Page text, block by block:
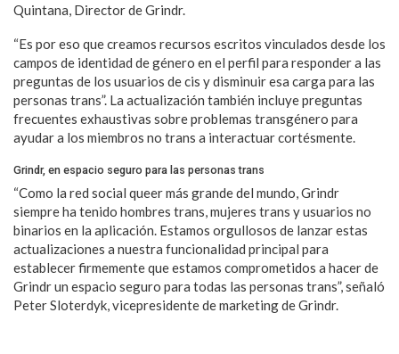
Quintana, Director de Grindr.
“Es por eso que creamos recursos escritos vinculados desde los
campos de identidad de género en el perfil para responder a las
preguntas de los usuarios de cis y disminuir esa carga para las
personas trans”. La actualización también incluye preguntas
frecuentes exhaustivas sobre problemas transgénero para
ayudar a los miembros no trans a interactuar cortésmente.
Grindr, en espacio seguro para las personas trans
“Como la red social queer más grande del mundo, Grindr
siempre ha tenido hombres trans, mujeres trans y usuarios no
binarios en la aplicación. Estamos orgullosos de lanzar estas
actualizaciones a nuestra funcionalidad principal para
establecer firmemente que estamos comprometidos a hacer de
Grindr un espacio seguro para todas las personas trans”, señaló
Peter Sloterdyk, vicepresidente de marketing de Grindr.